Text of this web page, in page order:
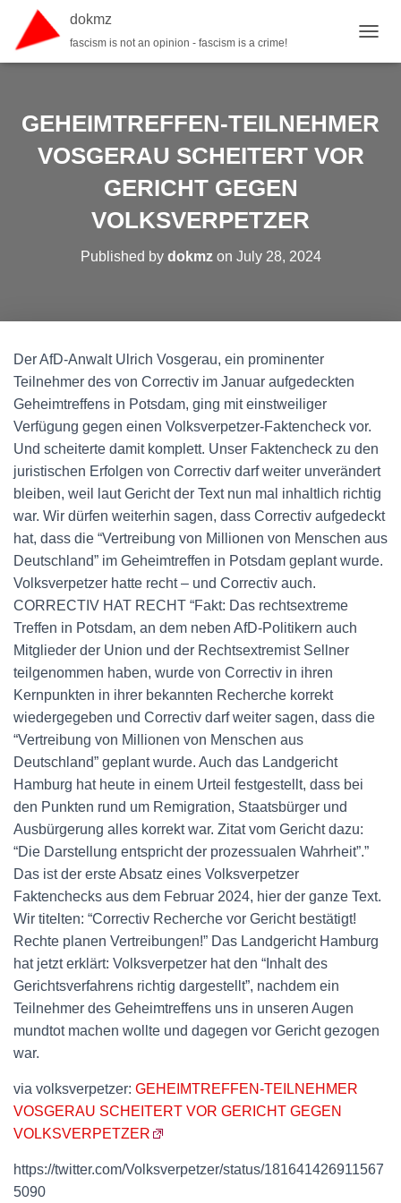
dokmz
fascism is not an opinion - fascism is a crime!
GEHEIMTREFFEN-TEILNEHMER
VOSGERAU SCHEITERT VOR
GERICHT GEGEN
VOLKSVERPETZER
Published by dokmzon July 28, 2024
Der AfD-Anwalt Ulrich Vosgerau, ein prominenter
Teilnehmer des von Correctiv im Januar aufgedeckten
Geheimtreffens in Potsdam, ging mit einstweiliger
Verfügung gegen einen Volksverpetzer-Faktencheck vor.
Und scheiterte damit komplett. Unser Faktencheck zu den
juristischen Erfolgen von Correctiv darf weiter unverändert
bleiben, weil laut Gericht der Text nun mal inhaltlich richtig
war. Wir dürfen weiterhin sagen, dass Correctiv aufgedeckt
hat, dass die “Vertreibung von Millionen von Menschen aus
Deutschland” im Geheimtreffen in Potsdam geplant wurde.
Volksverpetzer hatte recht – und Correctiv auch.
CORRECTIV HAT RECHT “Fakt: Das rechtsextreme
Treffen in Potsdam, an dem neben AfD-Politikern auch
Mitglieder der Union und der Rechtsextremist Sellner
teilgenommen haben, wurde von Correctiv in ihren
Kernpunkten in ihrer bekannten Recherche korrekt
wiedergegeben und Correctiv darf weiter sagen, dass die
“Vertreibung von Millionen von Menschen aus
Deutschland” geplant wurde. Auch das Landgericht
Hamburg hat heute in einem Urteil festgestellt, dass bei
den Punkten rund um Remigration, Staatsbürger und
Ausbürgerung alles korrekt war. Zitat vom Gericht dazu:
“Die Darstellung entspricht der prozessualen Wahrheit”.”
Das ist der erste Absatz eines Volksverpetzer
Faktenchecks aus dem Februar 2024, hier der ganze Text.
Wir titelten: “Correctiv Recherche vor Gericht bestätigt!
Rechte planen Vertreibungen!” Das Landgericht Hamburg
hat jetzt erklärt: Volksverpetzer hat den “Inhalt des
Gerichtsverfahrens richtig dargestellt”, nachdem ein
Teilnehmer des Geheimtreffens uns in unseren Augen
mundtot machen wollte und dagegen vor Gericht gezogen
war.
via volksverpetzer: GEHEIMTREFFEN-TEILNEHMER
VOSGERAU SCHEITERT VOR GERICHT GEGEN
VOLKSVERPETZER
https://twitter.com/Volksverpetzer/status/181641426911567
5090